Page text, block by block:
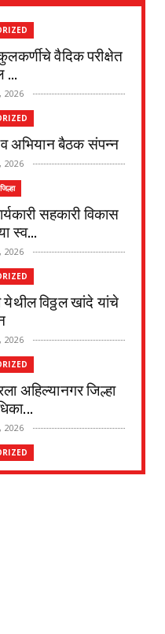
वैदिक परीक्षेत
...
2026
अभियान बैठक संपन्न
2026
सहकारी विकास
स्व...
2026
येथील विठ्ठल खांदे यांचे
2026
अहिल्यानगर जिल्हा
2026
ॲड. प्रकाश संसारे